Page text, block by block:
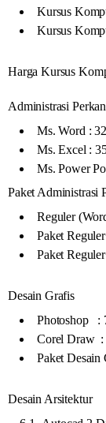
Kursus
Kursus
Harga Kursus
Administrasi
Ms. Word :
Ms. Excel :
Ms. Power
Paket Administrasi
Reguler
Paket
Paket
Desain Grafis
Photoshop :
Corel Draw :
Paket Desain
Desain Arsitektur